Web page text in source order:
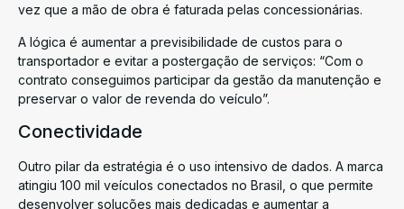
vez que a mão de obra é faturada pelas concessionárias.
A lógica é aumentar a previsibilidade de custos para o
transportador e evitar a postergação de serviços: “Com o
contrato conseguimos participar da gestão da manutenção e
preservar o valor de revenda do veículo”.
Conectividade
Outro pilar da estratégia é o uso intensivo de dados. A marca
atingiu 100 mil veículos conectados no Brasil, o que permite
desenvolver soluções mais dedicadas e aumentar a